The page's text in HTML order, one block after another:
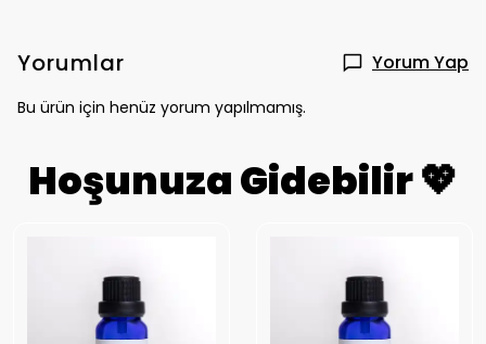
Yorumlar Yorum Yap
Bu ürün için henüz yorum yapılmamış.
Hoşunuza Gidebilir 💖